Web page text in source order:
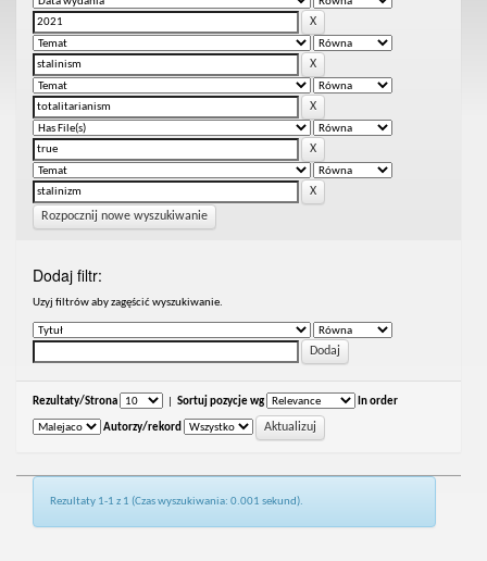
Rozpocznij nowe wyszukiwanie
Dodaj filtr:
Uzyj filtrów aby zagęścić wyszukiwanie.
Rezultaty/Strona Sortuj pozycje wg In order
Autorzy/rekord
Rezultaty 1-1 z 1 (Czas wyszukiwania: 0.001 sekund).